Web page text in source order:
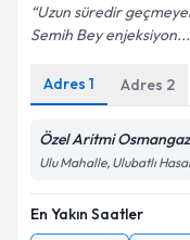
Uzun süredir
Semih Bey enjeksiyon...
Adres 1 Adres 2
Özel Aritmi
Ulu Mahalle, Ulubatlı
En Yakın Saatler